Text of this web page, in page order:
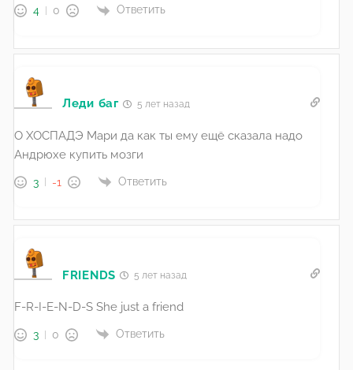
4 0 Ответить
Леди баг 5 лет назад
О ХОСПАДЭ Мари да как ты ему ещё сказала надо
Андрюхе купить мозги
3 -1 Ответить
FRIENDS 5 лет назад
F-R-I-E-N-D-S She just a friend
3 0 Ответить